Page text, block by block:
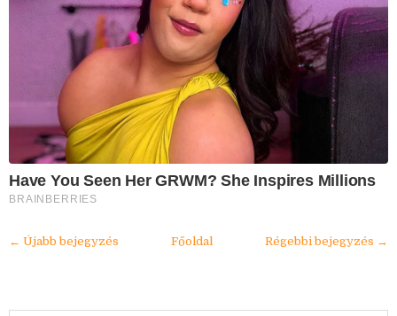
Have You Seen Her GRWM? She Inspires Millions
BRAINBERRIES
← Újabb bejegyzés Régebbi bejegyzés →
Főoldal